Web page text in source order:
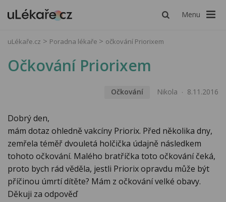
Menu
uLékaře.cz Poradna lékaře očkování Priorixem
Očkování Priorixem
Očkování Nikola 8.11.2016
Dobrý den,
mám dotaz ohledně vakcíny Priorix. Před několika dny,
zemřela téměř dvouletá holčička údajně následkem
tohoto očkování. Malého bratříčka toto očkování čeká,
proto bych rád věděla, jestli Priorix opravdu může být
příčinou úmrtí dítěte? Mám z očkování velké obavy.
Děkuji za odpověď